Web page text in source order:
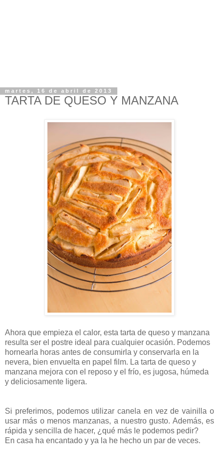
martes, 16 de abril de 2013
TARTA DE QUESO Y MANZANA
Ahora que empieza el calor, esta tarta de queso y manzana
resulta ser el postre ideal para cualquier ocasión. Podemos
hornearla horas antes de consumirla y conservarla en la
nevera, bien envuelta en papel film. La tarta de queso y
manzana mejora con el reposo y el frío, es jugosa, húmeda
y deliciosamente ligera.
Si preferimos, podemos utilizar canela en vez de vainilla o
usar más o menos manzanas, a nuestro gusto. Además, es
rápida y sencilla de hacer, ¿qué más le podemos pedir?
En casa ha encantado y ya la he hecho un par de veces.